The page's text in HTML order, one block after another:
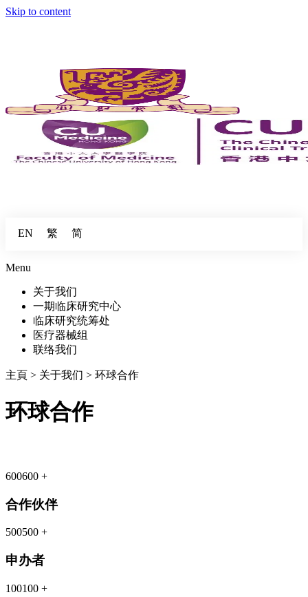
Skip to content
EN 繁 简
Menu
关于我们
一期临床研究中心
临床研究统筹处
医疗器械组
联络我们
主頁 > 关于我们 > 环球合作
环球合作
600600 +
合作伙伴
500500 +
申办者
100100 +